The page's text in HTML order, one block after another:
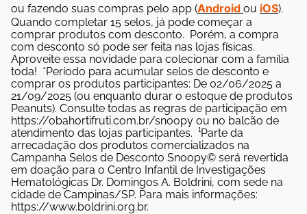
ou fazendo suas compras pelo app (Android ou iOS).
Quando completar 15 selos, já pode começar a
comprar produtos com desconto. Porém, a compra
com desconto só pode ser feita nas lojas físicas.
Aproveite essa novidade para colecionar com a família
toda! *Período para acumular selos de desconto e
comprar os produtos participantes: De 02/06/2025 a
21/09/2025 (ou enquanto durar o estoque de produtos
Peanuts). Consulte todas as regras de participação em
https://obahortifruti.com.br/snoopy ou no balcão de
atendimento das lojas participantes. ¹Parte da
arrecadação dos produtos comercializados na
Campanha Selos de Desconto Snoopy© será revertida
em doação para o Centro Infantil de Investigações
Hematológicas Dr. Domingos A. Boldrini, com sede na
cidade de Campinas/SP. Para mais informações:
https://www.boldrini.org.br.